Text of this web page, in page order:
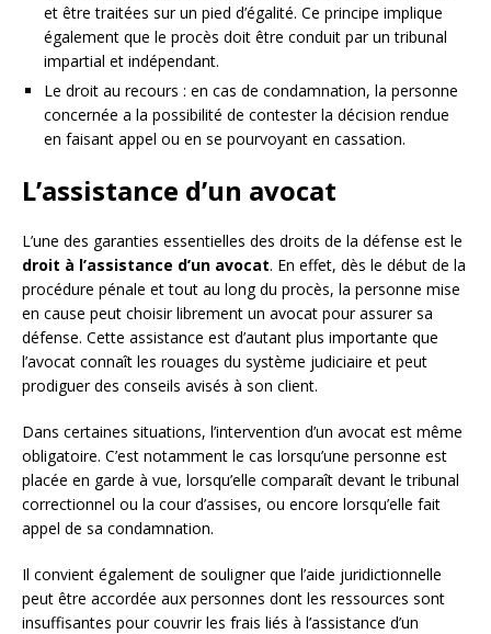
et être traitées sur un pied d’égalité. Ce principe implique
également que le procès doit être conduit par un tribunal
impartial et indépendant.
Le droit au recours : en cas de condamnation, la personne
concernée a la possibilité de contester la décision rendue
en faisant appel ou en se pourvoyant en cassation.
L’assistance d’un avocat
L’une des garanties essentielles des droits de la défense est le
droit à l’assistance d’un avocat. En effet, dès le début de la
procédure pénale et tout au long du procès, la personne mise
en cause peut choisir librement un avocat pour assurer sa
défense. Cette assistance est d’autant plus importante que
l’avocat connaît les rouages du système judiciaire et peut
prodiguer des conseils avisés à son client.
Dans certaines situations, l’intervention d’un avocat est même
obligatoire. C’est notamment le cas lorsqu’une personne est
placée en garde à vue, lorsqu’elle comparaît devant le tribunal
correctionnel ou la cour d’assises, ou encore lorsqu’elle fait
appel de sa condamnation.
Il convient également de souligner que l’aide juridictionnelle
peut être accordée aux personnes dont les ressources sont
insuffisantes pour couvrir les frais liés à l’assistance d’un